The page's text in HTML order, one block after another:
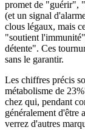
promet de "guérir",
(et un signal
clous légaux, mais
"soutient
détente". Ces
sans le garantir.
Les chiffres précis
métabolisme de
chez qui, pendant
généralement d'être
verrez d'autres